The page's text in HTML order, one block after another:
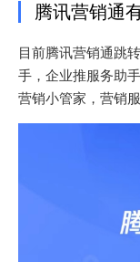
腾讯营销通
目前腾讯营销通跳
手，企业推服务助
营销小管家，营销